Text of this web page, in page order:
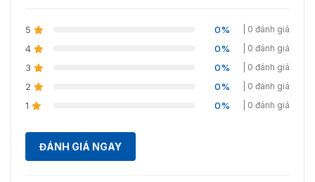
Wifi
Bluetooth
Giao Diện Thiết Bị
Nút Thoát
5 0% | 0 đánh giá
4 0% | 0 đánh giá
3 0% | 0 đánh giá
2 0% | 0 đánh giá
1 0% | 0 đánh giá
ĐÁNH GIÁ NGAY